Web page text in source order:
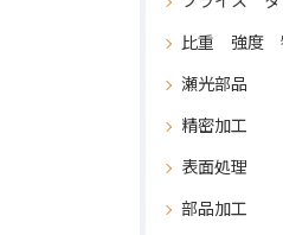
比重 強度
瀬光部品
精密加工
表面処理
部品加工